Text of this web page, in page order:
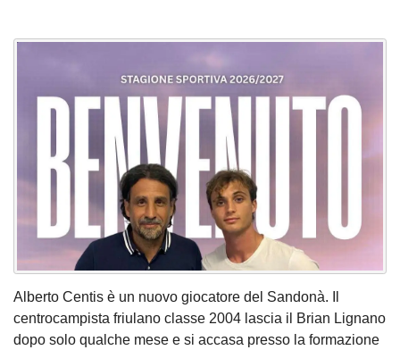
Alberto Centis è un nuovo giocatore del Sandonà. Il
centrocampista friulano classe 2004 lascia il Brian Lignano
dopo solo qualche mese e si accasa presso la formazione